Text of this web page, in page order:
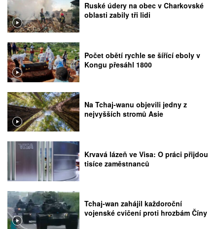
Ruské údery na obec v Charkovské
oblasti zabily tři lidi
Počet obětí rychle se šířící eboly v
Kongu přesáhl 1800
Na Tchaj-wanu objevili jedny z
nejvyšších stromů Asie
Krvavá lázeň ve Visa: O práci přijdou
tisíce zaměstnanců
Tchaj-wan zahájil každoroční
vojenské cvičení proti hrozbám Číny